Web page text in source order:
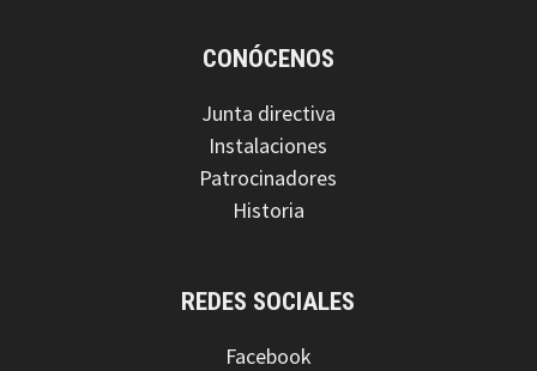
CONÓCENOS
Junta directiva
Instalaciones
Patrocinadores
Historia
REDES SOCIALES
Facebook